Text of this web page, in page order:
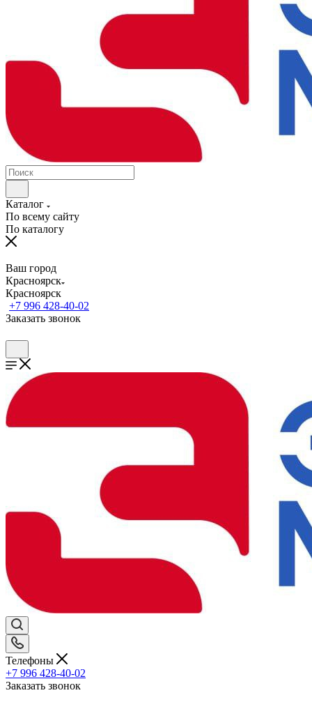
Каталог
По всему сайту
По каталогу
Ваш город
Красноярск
Красноярск
+7 996 428-40-02
Заказать звонок
Телефоны
+7 996 428-40-02
Заказать звонок